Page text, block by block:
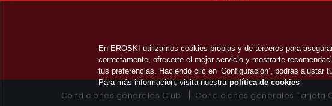
Condiciones generales Club Condiciones generales Tarjeta
En EROSKI utilizamos cookies propias y de terceros para
correctamente, ofrecerte el mejor servicio y mostrarte
tus preferencias. Haciendo clic en ‘Configuración’, podrás ajustar
Para más información, visita nuestra política de cookies